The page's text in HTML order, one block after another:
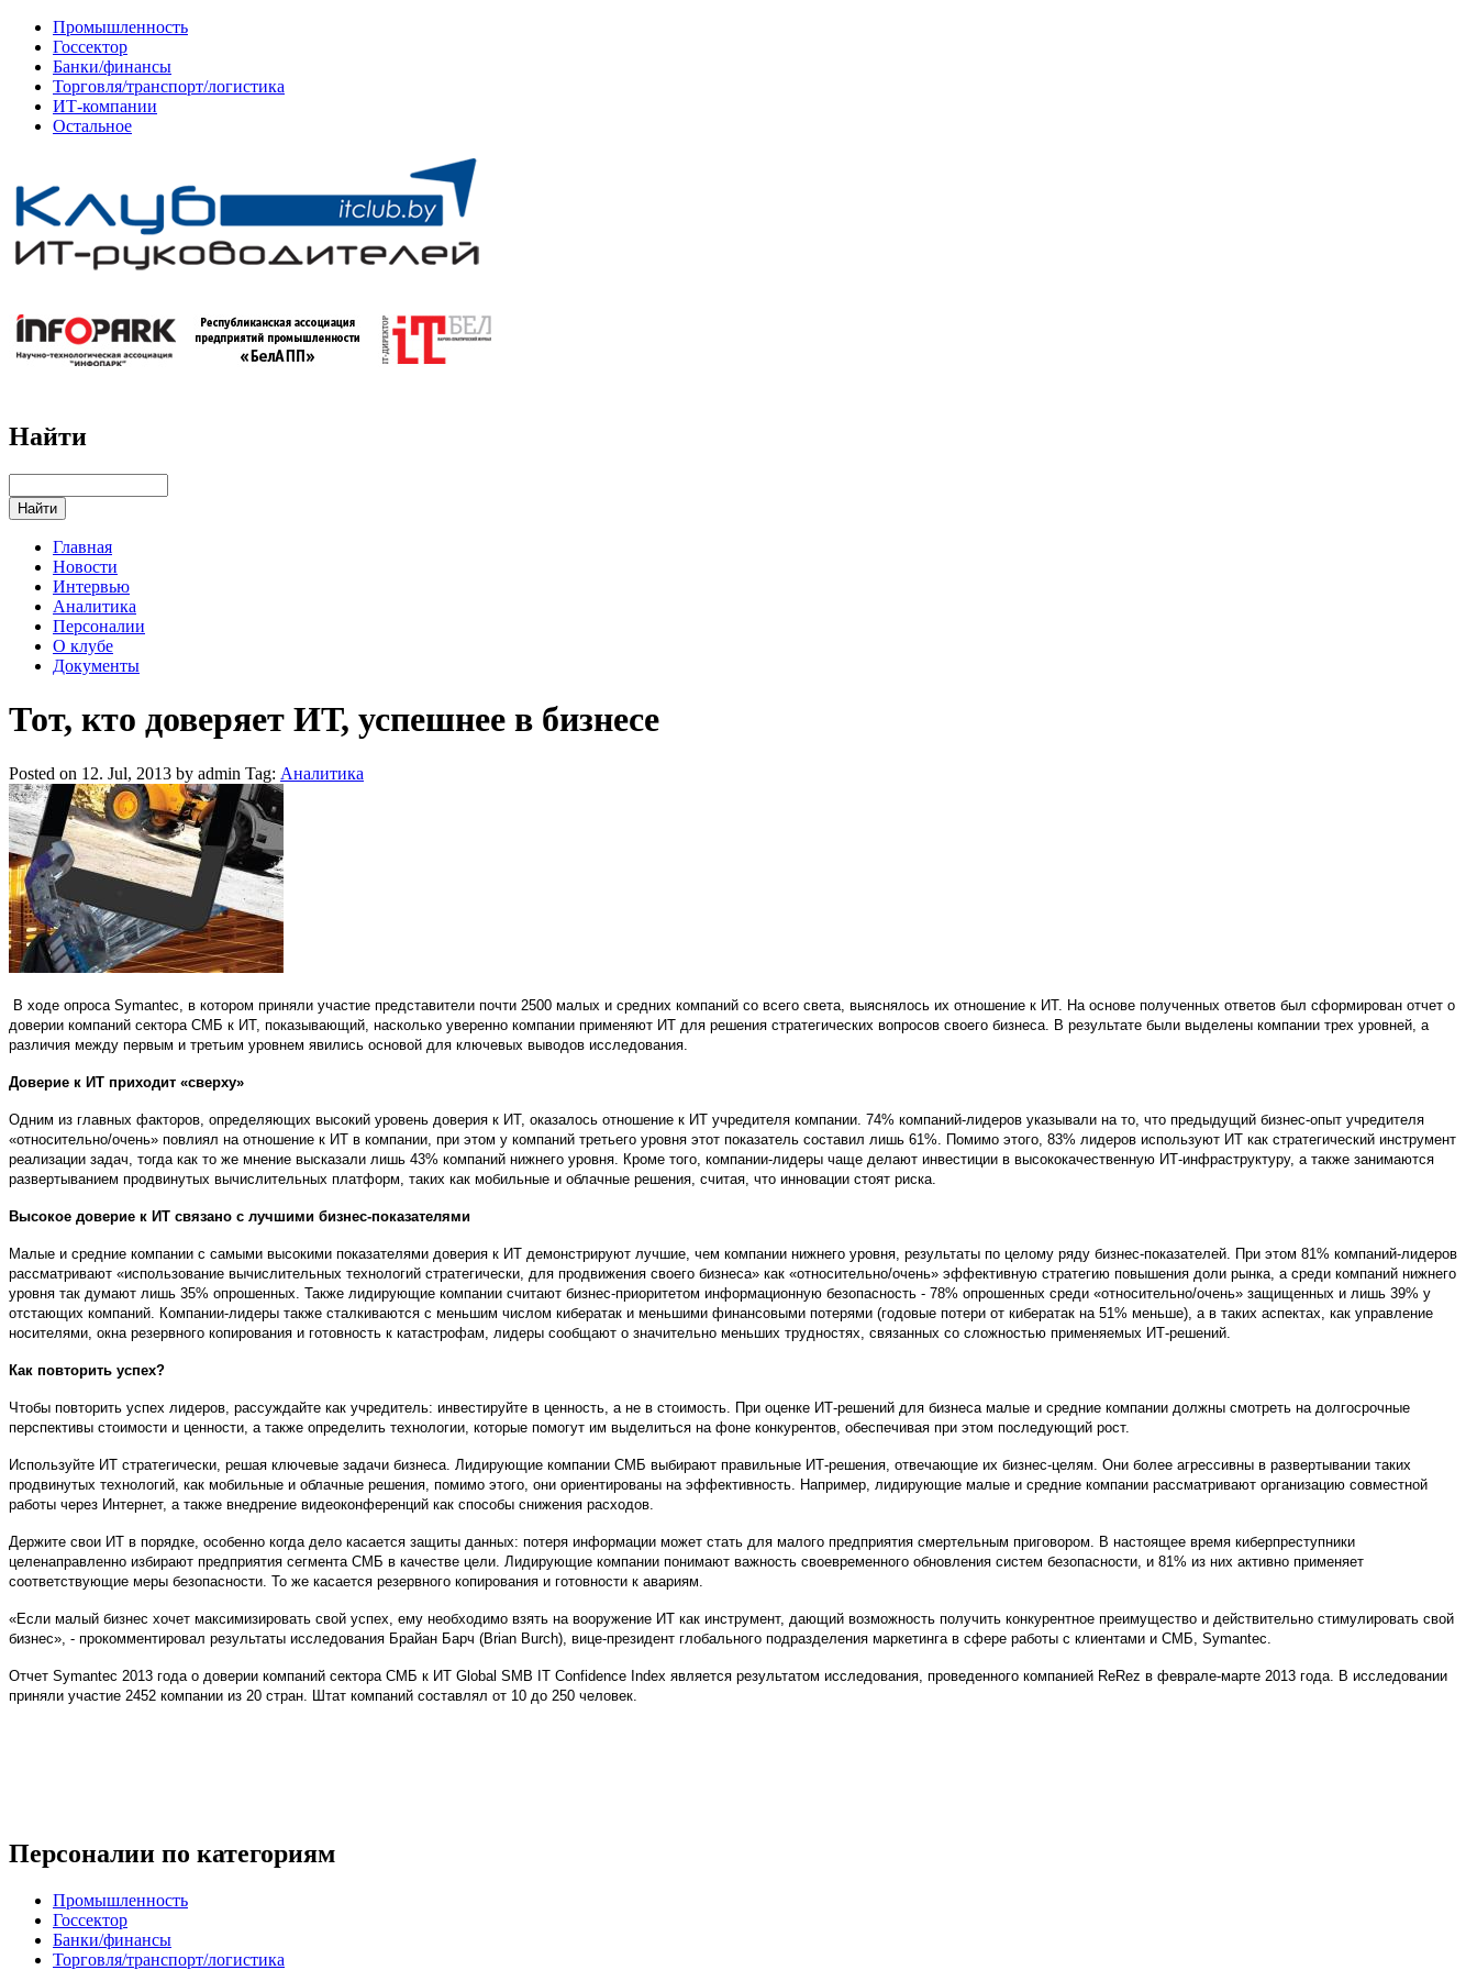
Промышленность
Госсектор
Банки/финансы
Торговля/транспорт/логистика
ИТ-компании
Остальное
Найти
Главная
Новости
Интервью
Аналитика
Персоналии
О клубе
Документы
Тот, кто доверяет ИТ, успешнее в бизнесе
Posted on 12. Jul, 2013 by admin Tag: Аналитика
В ходе опроса Symantec, в котором приняли участие представители почти 2500 малых и средних компаний со всего света, выяснялось их отношение к ИТ. На основе полученных ответов был сформирован отчет о
доверии компаний сектора СМБ к ИТ, показывающий, насколько уверенно компании применяют ИТ для решения стратегических вопросов своего бизнеса. В результате были выделены компании трех уровней, а
различия между первым и третьим уровнем явились основой для ключевых выводов исследования.
Доверие к ИТ приходит «сверху»
Одним из главных факторов, определяющих высокий уровень доверия к ИТ, оказалось отношение к ИТ учредителя компании. 74% компаний-лидеров указывали на то, что предыдущий бизнес-опыт учредителя
«относительно/очень» повлиял на отношение к ИТ в компании, при этом у компаний третьего уровня этот показатель составил лишь 61%. Помимо этого, 83% лидеров используют ИТ как стратегический инструмент
реализации задач, тогда как то же мнение высказали лишь 43% компаний нижнего уровня. Кроме того, компании-лидеры чаще делают инвестиции в высококачественную ИТ-инфраструктуру, а также занимаются
развертыванием продвинутых вычислительных платформ, таких как мобильные и облачные решения, считая, что инновации стоят риска.
Высокое доверие к ИТ связано с лучшими бизнес-показателями
Малые и средние компании с самыми высокими показателями доверия к ИТ демонстрируют лучшие, чем компании нижнего уровня, результаты по целому ряду бизнес-показателей. При этом 81% компаний-лидеров
рассматривают «использование вычислительных технологий стратегически, для продвижения своего бизнеса» как «относительно/очень» эффективную стратегию повышения доли рынка, а среди компаний нижнего
уровня так думают лишь 35% опрошенных. Также лидирующие компании считают бизнес-приоритетом информационную безопасность - 78% опрошенных среди «относительно/очень» защищенных и лишь 39% у
отстающих компаний. Компании-лидеры также сталкиваются с меньшим числом кибератак и меньшими финансовыми потерями (годовые потери от кибератак на 51% меньше), а в таких аспектах, как управление
носителями, окна резервного копирования и готовность к катастрофам, лидеры сообщают о значительно меньших трудностях, связанных со сложностью применяемых ИТ-решений.
Как повторить успех?
Чтобы повторить успех лидеров, рассуждайте как учредитель: инвестируйте в ценность, а не в стоимость. При оценке ИТ-решений для бизнеса малые и средние компании должны смотреть на долгосрочные
перспективы стоимости и ценности, а также определить технологии, которые помогут им выделиться на фоне конкурентов, обеспечивая при этом последующий рост.
Используйте ИТ стратегически, решая ключевые задачи бизнеса. Лидирующие компании СМБ выбирают правильные ИТ-решения, отвечающие их бизнес-целям. Они более агрессивны в развертывании таких
продвинутых технологий, как мобильные и облачные решения, помимо этого, они ориентированы на эффективность. Например, лидирующие малые и средние компании рассматривают организацию совместной
работы через Интернет, а также внедрение видеоконференций как способы снижения расходов.
Держите свои ИТ в порядке, особенно когда дело касается защиты данных: потеря информации может стать для малого предприятия смертельным приговором. В настоящее время киберпреступники
целенаправленно избирают предприятия сегмента СМБ в качестве цели. Лидирующие компании понимают важность своевременного обновления систем безопасности, и 81% из них активно применяет
соответствующие меры безопасности. То же касается резервного копирования и готовности к авариям.
«Если малый бизнес хочет максимизировать свой успех, ему необходимо взять на вооружение ИТ как инструмент, дающий возможность получить конкурентное преимущество и действительно стимулировать свой
бизнес», - прокомментировал результаты исследования Брайан Барч (Brian Burch), вице-президент глобального подразделения маркетинга в сфере работы с клиентами и СМБ, Symantec.
Отчет Symantec 2013 года о доверии компаний сектора СМБ к ИТ Global SMB IT Confidence Index является результатом исследования, проведенного компанией ReRez в феврале-марте 2013 года. В исследовании
приняли участие 2452 компании из 20 стран. Штат компаний составлял от 10 до 250 человек.
Персоналии по категориям
Промышленность
Госсектор
Банки/финансы
Торговля/транспорт/логистика